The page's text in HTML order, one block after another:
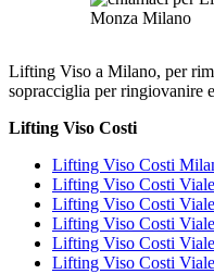
Lifting Viso a Milano, per
sopracciglia per ringiovanire
Lifting Viso Costi
Lifting Viso Costi
Lifting Viso Costi
Lifting Viso Costi
Lifting Viso Costi
Lifting Viso Costi
Lifting Viso Costi